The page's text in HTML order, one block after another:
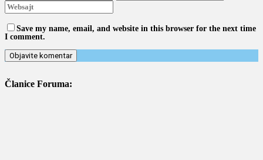
Save my name, email, and website in this browser for the next time
I comment.
Članice Foruma: